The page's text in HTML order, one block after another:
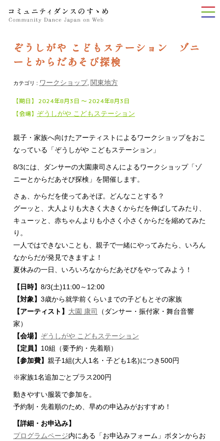
ぞうしがや こどもステーション ゾニ
ーとからだあそび探検
カテゴリ : ワークショップ 関東地方
【期日】 2024年8月3日 〜 2024年8月3日
【会場】 ぞうしがや こどもステーション
親子・家族へ向けたアーティストによるワークショップをおこ
なっている「ぞうしがや こどもステーション」
8/3には、ダンサーの大園康司さんによるワークショップ「ゾ
ニーとからだあそび探検」を開催します。
さぁ、からだを使ってあそぼ。どんなことする？
グーッと、大人よりも大きく大きくからだを伸ばしてみたり、
キューッと、赤ちゃんよりも小さく小さくからだを縮めてみた
り。
一人ではできないことも、親子で一緒にやってみたら、いろん
なからだが発見できますよ！
夏休みの一日、いろいろなからだあそびをやってみよう！
【日時】 8/3(土)11:00～12:00
【対象】 3歳から就学前くらいまでの子どもとその家族
【アーティスト】 大園 康司
（ダンサー・振付家・舞台音響
家）
【会場】 ぞうしがや こどもステーション
【定員】 10組（要予約・先着順）
【参加費】 親子1組(大人1名・子ども1名)につき500円
※家族1名追加ごとプラス200円
動きやすい服装で参加を。
予約制・先着順のため、早めの申込みがおすすめ！
【詳細・お申込み】
プログラムページ内にある「お申込みフォーム」ボタンからお